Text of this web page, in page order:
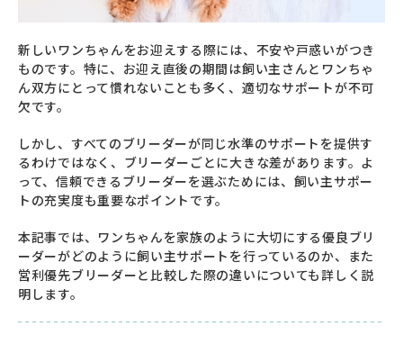
新しいワンちゃんをお迎えする際には、不安や戸惑いがつき
ものです。特に、お迎え直後の期間は飼い主さんとワンちゃ
ん双方にとって慣れないことも多く、適切なサポートが不可
欠です。
しかし、すべてのブリーダーが同じ水準のサポートを提供す
るわけではなく、ブリーダーごとに大きな差があります。よ
って、信頼できるブリーダーを選ぶためには、飼い主サポー
トの充実度も重要なポイントです。
本記事では、ワンちゃんを家族のように大切にする優良ブリ
ーダーがどのように飼い主サポートを行っているのか、また
営利優先ブリーダーと比較した際の違いについても詳しく説
明します。